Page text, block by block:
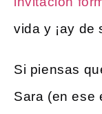
vida y ¡ay de
Si piensas
Sara (en ese